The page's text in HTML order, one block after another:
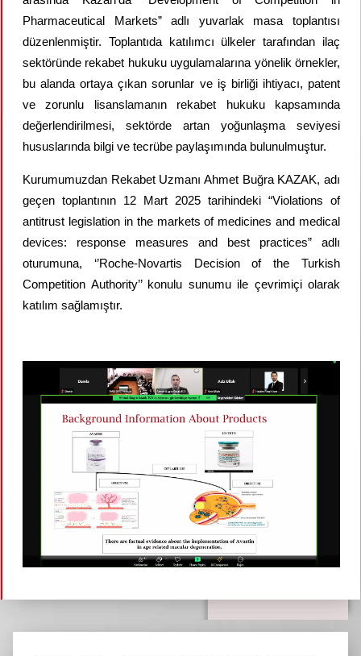
Pharmaceutical Markets” adlı yuvarlak masa toplantısı
düzenlenmiştir. Toplantıda katılımcı ülkeler tarafından ilaç
sektöründe rekabet hukuku uygulamalarına yönelik örnekler,
bu alanda ortaya çıkan sorunlar ve iş birliği ihtiyacı, patent
ve zorunlu lisanslamanın rekabet hukuku kapsamında
değerlendirilmesi, sektörde artan yoğunlaşma seviyesi
hususlarında bilgi ve tecrübe paylaşımında bulunulmuştur.
Kurumumuzdan Rekabet Uzmanı Ahmet Buğra KAZAK, adı
geçen toplantının 12 Mart 2025 tarihindeki “Violations of
antitrust legislation in the markets of medicines and medical
devices: response measures and best practices” adlı
oturumuna, ‘’Roche-Novartis Decision of the Turkish
Competition Authority’’ konulu sunumu ile çevrimiçi olarak
katılım sağlamıştır.